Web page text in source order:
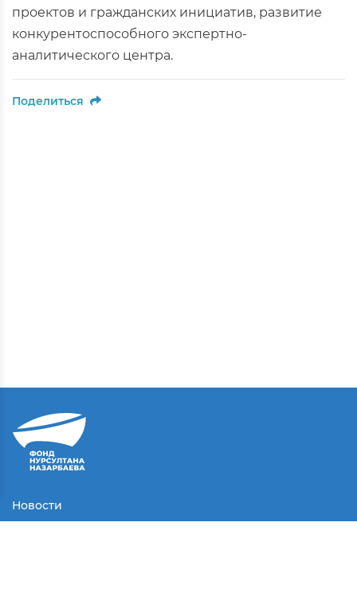
проектов и гражданских инициатив, развитие
конкурентоспособного экспертно-
аналитического центра.
Поделиться
Новости